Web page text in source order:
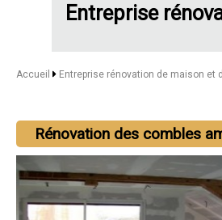
Entreprise
Accueil Entreprise rénovation de maison et
Rénovation des combles